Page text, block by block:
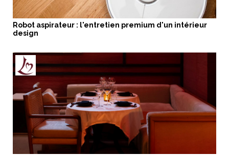
Robot aspirateur : l'entretien premium d'un intérieur
design